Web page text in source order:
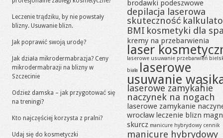
Leczenie trądziku, by nie powstały
blizny. Usuwanie blizn.
Jak poprawić swoją urodę?
Jak działa mikrodermabrazja? Ceny
mikrodermabrazji na blizny w
Szczecinie
Odzież damska – jak przygotować się
na treningi?
Kto najczęściej korzysta z pralni?
Udaj się do kosmetyczki
brodawki podeszwowe
depilacja laserowa
skuteczność
BMI kosmetyki dla
kremy na przebarwienia
laser
laserowe usuwanie przebarwień
biała laserowe
usuwanie
laserowe zamykanie
naczynek na nogach
laserowe zamykanie
wrocław leczenie blizn
skurcz manicure hybrydowy cennik
manicure hybrydowy